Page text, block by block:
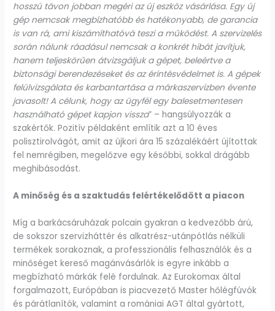
hosszú távon jobban megéri az új eszköz vásárlása. Egy új
gép nemcsak megbízhatóbb és hatékonyabb, de garancia
is van rá, ami kiszámíthatóvá teszi a működést. A szervizelés
során nálunk ráadásul nemcsak a konkrét hibát javítjuk,
hanem teljeskörűen átvizsgáljuk a gépet, beleértve a
biztonsági berendezéseket és az érintésvédelmet is. A gépek
felülvizsgálata és karbantartása a márkaszervizben évente
javasolt! A célunk, hogy az ügyfél egy balesetmentesen
használható gépet kapjon vissza” – hangsúlyozzák a
szakértők. Pozitív példaként említik azt a 10 éves
polisztirolvágót, amit az újkori ára 15 százalékáért újítottak
fel nemrégiben, megelőzve egy későbbi, sokkal drágább
meghibásodást.
A minőség és a szaktudás felértékelődött a piacon
Míg a barkácsáruházak polcain gyakran a kedvezőbb árú,
de sokszor szervizháttér és alkatrész-utánpótlás nélküli
termékek sorakoznak, a professzionális felhasználók és a
minőséget kereső magánvásárlók is egyre inkább a
megbízható márkák felé fordulnak. Az Eurokomax által
forgalmazott, Európában is piacvezető Master hőlégfúvók
és párátlanítók, valamint a romániai AGT által gyártott,